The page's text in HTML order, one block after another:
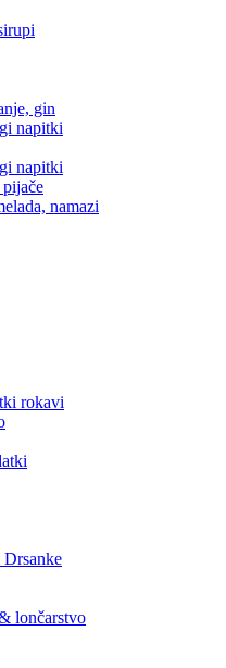
gin
napitki
napitki
namazi
rokavi
lončarstvo